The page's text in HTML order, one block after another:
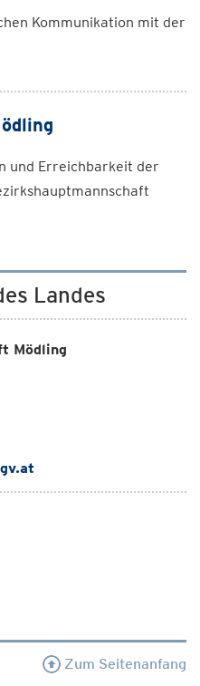
Kommunikation mit der
und Erreichbarkeit der
Landes
Mödling
Zum Seitenanfang